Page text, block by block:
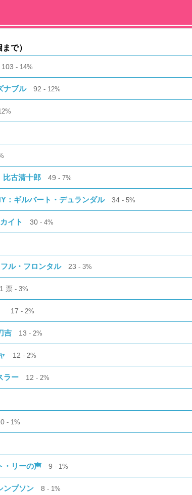
で）
103 14%
ナブル 92 12%
比古清十郎 49 7%
：ギルバート・デュランダル 34 5%
イト 30 4%
ル・フロンタル 23 3%
票 3%
17 2%
吉 13 2%
12 2%
ラー 12 2%
1%
・リーの声 9 1%
ンプソン 8 1%